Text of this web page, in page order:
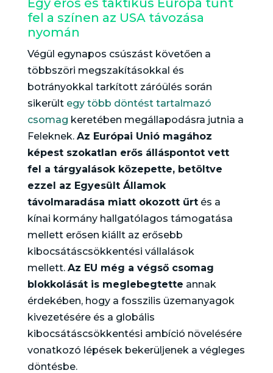
Egy erős és taktikus Európa tűnt
fel a színen az USA távozása
nyomán
Végül egynapos csúszást követően a
többszöri megszakításokkal és
botrányokkal tarkított záróülés során
sikerült egy több döntést tartalmazó
csomag keretében megállapodásra jutnia a
Feleknek. Az Európai Unió magához
képest szokatlan erős álláspontot vett
fel a tárgyalások közepette, betöltve
ezzel az Egyesült Államok
távolmaradása miatt okozott űrtés a
kínai kormány hallgatólagos támogatása
mellett erősen kiállt az erősebb
kibocsátáscsökkentési vállalások
mellett. Az EU még a végső csomag
blokkolását is meglebegtette annak
érdekében, hogy a fosszilis üzemanyagok
kivezetésére és a globális
kibocsátáscsökkentési ambíció növelésére
vonatkozó lépések bekerüljenek a végleges
döntésbe.